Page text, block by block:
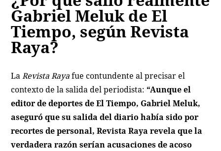
Gabriel Meluk de El
Tiempo, según Revista
Raya?
LaRevista Rayafue contundente al precisar el
contexto de la salida del periodista: “Aunque el
editor de deportes de El Tiempo, Gabriel Meluk,
aseguró que su salida del diario había sido por
recortes de personal, Revista Raya revela que la
verdadera razón serían acusaciones de acoso